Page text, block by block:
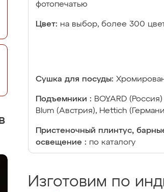
фотопечатью
Цвет: на выбор, более 300
Сушка для посуды:
Подъемники : BOYARD
Blum (Австрия), Hettich
Пристеночный плинтус,
освещение : по каталогу
Изготовим по